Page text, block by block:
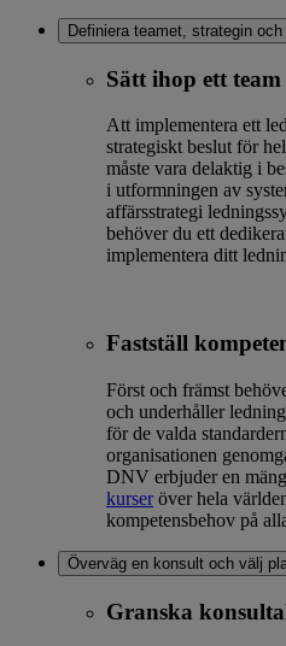
Definiera teamet, strategin
Sätt ihop ett
Att implementera ett
strategiskt beslut för
måste vara delaktig i
i utformningen av
affärsstrategi
behöver du ett
implementera ditt
Fastställ
Först och främst
och underhåller
för de valda
organisationen
DNV erbjuder en
kurseröver hela
kompetensbehov på
Överväg en konsult och välj
Granska